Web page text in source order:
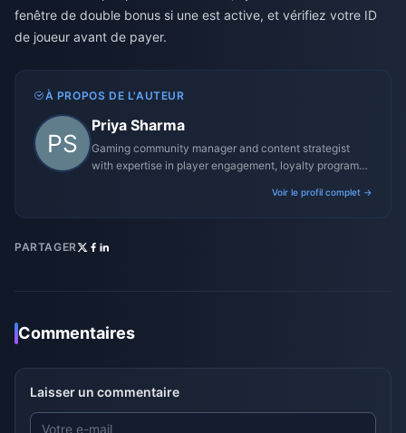
fenêtre de double bonus si une est active, et vérifiez votre ID
de joueur avant de payer.
À PROPOS DE L'AUTEUR
Priya Sharma
Gaming community manager and content strategist
with expertise in player engagement, loyalty programs,
Voir le profil complet →
PARTAGER
Commentaires
Laisser un commentaire